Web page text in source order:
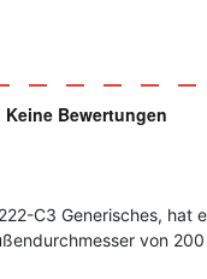
C3 Generisches, hat
von